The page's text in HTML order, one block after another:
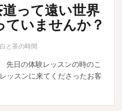
って遠い世界
ていませんか？
と茶の時間
日の体験レッスンの時のこ
ッスンに来てくださったお客